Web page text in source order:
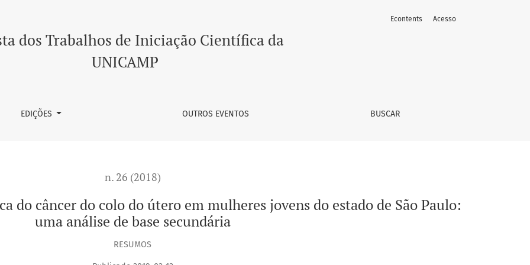
colo do útero em mulheres jovens do estado de São Paulo: uma análise de base secundária
dos Trabalhos de Iniciação Científica da
UNICAMP
EDIÇÕES OUTROS EVENTOS BUSCAR
Econtents Acesso
n. 26 (2018)
do câncer do colo do útero em mulheres jovens do estado de São Paulo:
uma análise de base secundária
RESUMOS